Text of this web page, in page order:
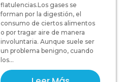
flatulencias.Los gases se
forman por la digestión, el
consumo de ciertos alimentos
o por tragar aire de manera
involuntaria. Aunque suele ser
un problema benigno, cuando
los...